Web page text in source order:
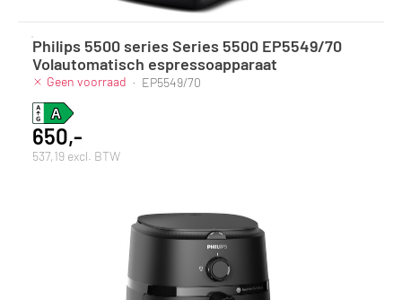
Philips 5500 series Series 5500 EP5549/70
Volautomatisch espressoapparaat
Geen voorraad · EP5549/70
650,-
537,19 excl. BTW